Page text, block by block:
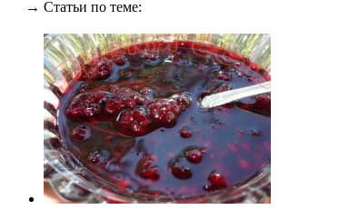
→ Статьи по теме: